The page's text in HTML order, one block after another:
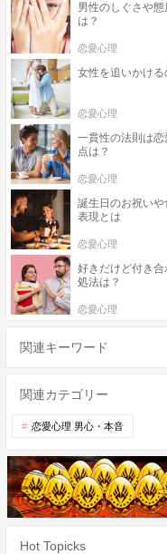
男性のしぐさや
は？
恋愛心理
女性を追いかけ
恋愛心理
一貫性の法則は
点は？
恋愛心理
誕生日のお祝い
表現とは
恋愛心理
好きだけど付き
処法は？
恋愛心理
関連キーワード
関連カテゴリー
恋愛心理 男心・本音
Hot Topicks